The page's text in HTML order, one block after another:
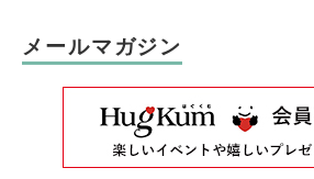
メールマガジン